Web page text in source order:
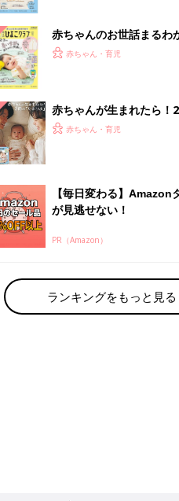
ランキングをもっと見る
ゃん・育児の人気テーマ
日記・マンガ